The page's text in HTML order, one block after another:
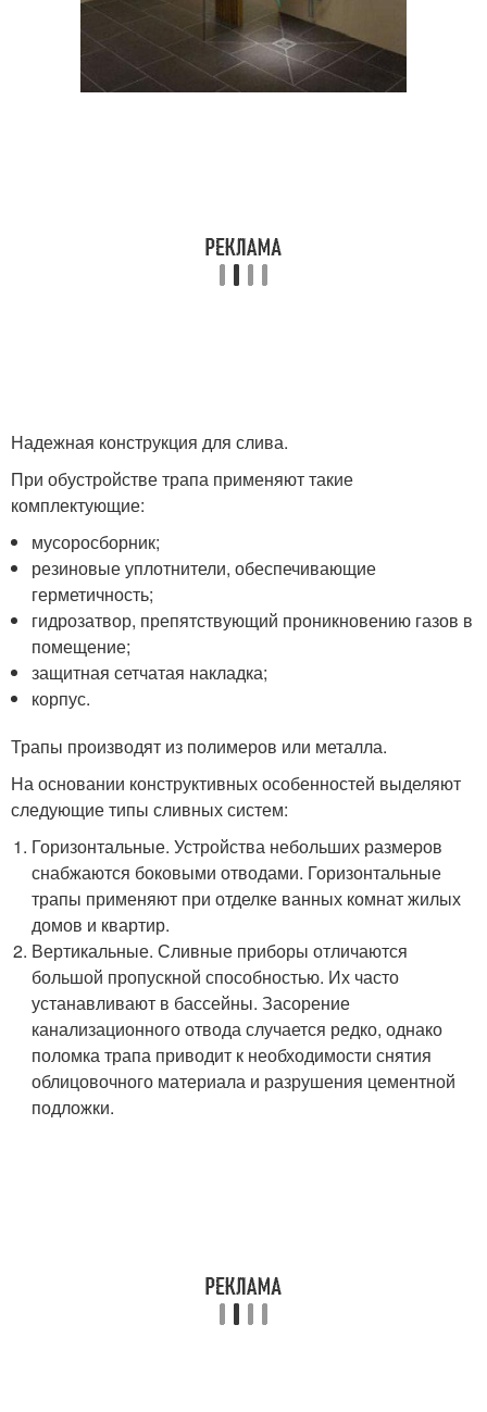
Надежная конструкция для слива.
При обустройстве трапа применяют такие
комплектующие:
мусоросборник;
резиновые уплотнители, обеспечивающие
герметичность;
гидрозатвор, препятствующий проникновению газов в
помещение;
защитная сетчатая накладка;
корпус.
Трапы производят из полимеров или металла.
На основании конструктивных особенностей выделяют
следующие типы сливных систем:
Горизонтальные. Устройства небольших размеров
снабжаются боковыми отводами. Горизонтальные
трапы применяют при отделке ванных комнат жилых
домов и квартир.
Вертикальные. Сливные приборы отличаются
большой пропускной способностью. Их часто
устанавливают в бассейны. Засорение
канализационного отвода случается редко, однако
поломка трапа приводит к необходимости снятия
облицовочного материала и разрушения цементной
подложки.